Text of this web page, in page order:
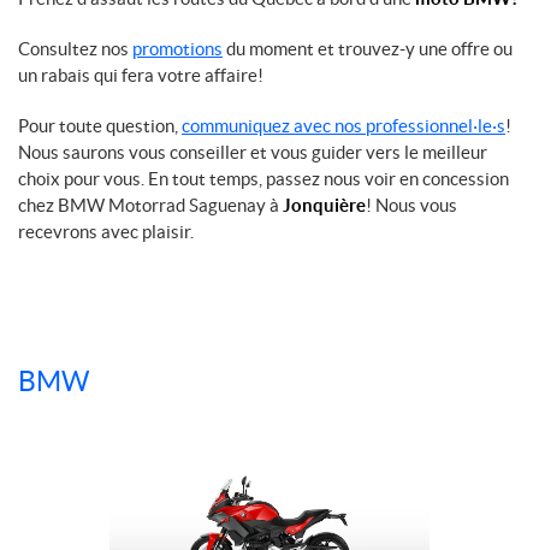
Consultez nos promotions du moment et trouvez-y une offre ou
un rabais qui fera votre affaire!
Pour toute question, communiquez avec nos professionnel·le·s!
Nous saurons vous conseiller et vous guider vers le meilleur
choix pour vous. En tout temps, passez nous voir en concession
chez BMW Motorrad Saguenay à Jonquière! Nous vous
recevrons avec plaisir.
BMW